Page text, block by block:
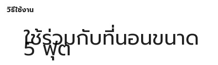
วิธีใช้งาน
ใช้ร่วมกับที่นอนขนาด
5 ฟุต